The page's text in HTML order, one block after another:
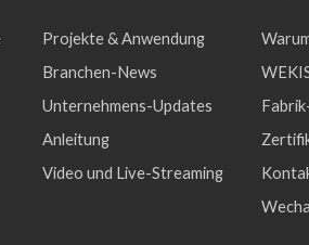
Projekte & Anwendung
Branchen-News
Unternehmens-Updates
Anleitung
Video und Live-Streaming